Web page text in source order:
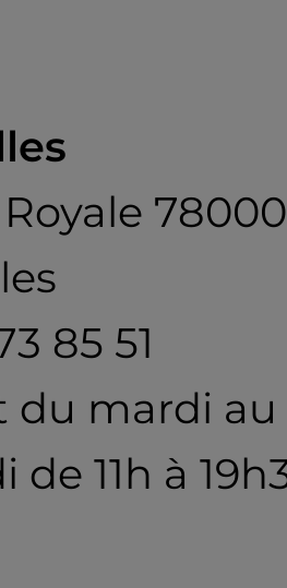
78000
85 51
du mardi au
de 11h à